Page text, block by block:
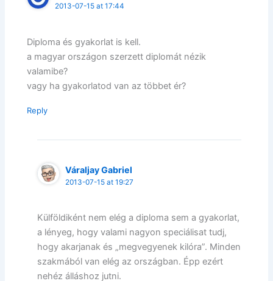
2013-07-15 at 17:44
Diploma és gyakorlat is kell.
a magyar országon szerzett diplomát nézik
valamibe?
vagy ha gyakorlatod van az többet ér?
Reply
Váraljay Gabriel
2013-07-15 at 19:27
Külföldiként nem elég a diploma sem a gyakorlat,
a lényeg, hogy valami nagyon speciálisat tudj,
hogy akarjanak és „megvegyenek kilóra”. Minden
szakmából van elég az országban. Épp ezért
nehéz álláshoz jutni.